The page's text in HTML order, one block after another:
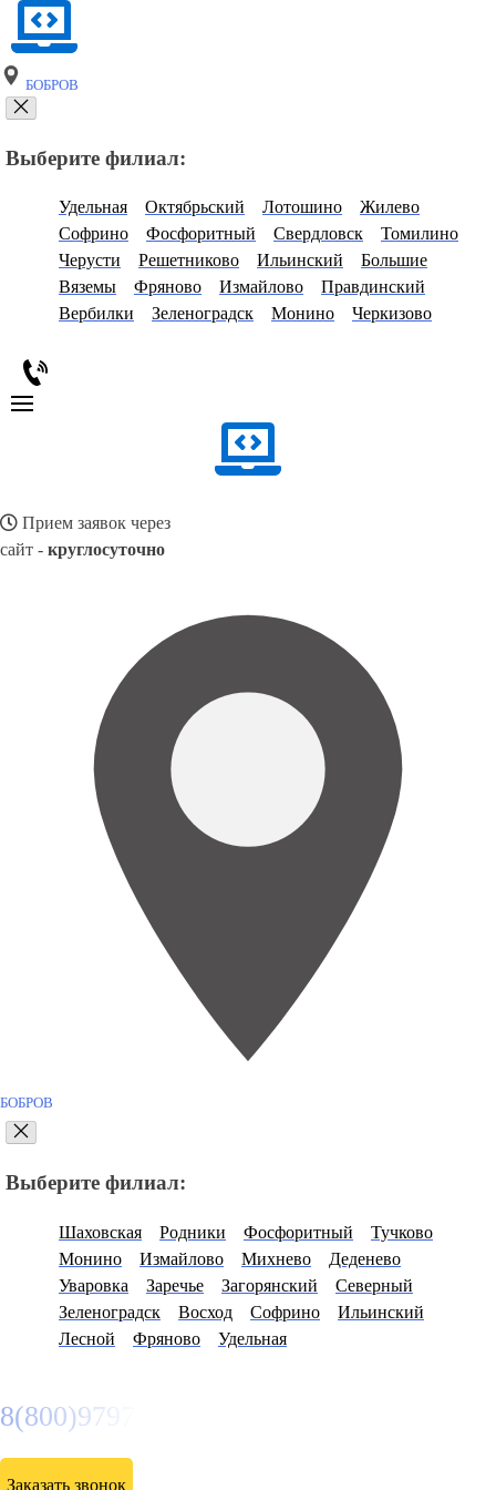
БОБРОВ
Выберите филиал:
Удельная Октябрьский Лотошино
Жилево
Софрино
Фосфоритный Свердловск
Томилино
Черусти
Решетниково Ильинский
Большие
Вяземы
Фряново Измайлово
Правдинский
Вербилки
Зеленоградск Монино Черкизово
Прием заявок через
сайт - круглосуточно
БОБРОВ
Выберите филиал:
Шаховская Родники Фосфоритный
Тучково
Монино
Измайлово Михнево
Деденево
Уваровка
Заречье Загорянский
Северный
Зеленоградск
Восход Софрино
Ильинский
Лесной
Фряново Удельная
8(800)9797043
Заказать звонок